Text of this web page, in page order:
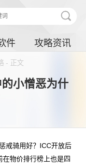
件 攻略资讯
- 正文
小憎恶为什
戒骑用好？ICC开放后
物价排行榜上也是四